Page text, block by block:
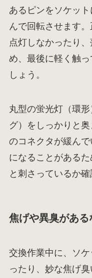
あるピンをソケッ
んで回転させます。
点灯しなかったり
め、最後に軽く触
しょう。
丸型の蛍光灯（環
グ）をしっかりと
のコネクタが緩ん
になることがある
と刺さっているか
焦げや異臭があ
交換作業中に、ソ
ったり、妙な焦げ